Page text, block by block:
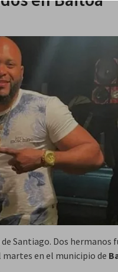
Santiago. Dos hermanos
en el municipio de